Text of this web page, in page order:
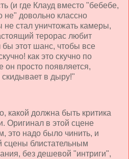
(и где Клауд вместо "бебебе,
не" довольно классно
не стал уничтожать камеры,
терорас любит
этот шанс, чтобы все
как это скучно по
он просто появляется,
скидывает в дыру!"
какой должна быть критика
Оригинал в этой сцене
это надо было чинить, и
сцены блистательным
без дешевой "интриги",